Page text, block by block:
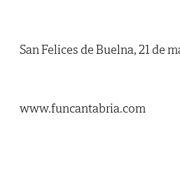
San Felices de Buelna, 21 de
www.funcantabria.com